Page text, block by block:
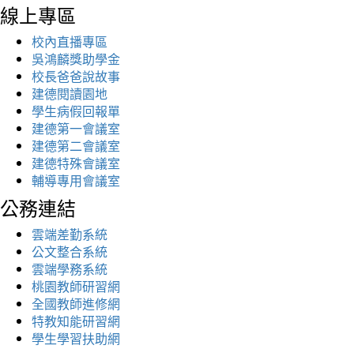
線上專區
校內直播專區
吳鴻麟獎助學金
校長爸爸說故事
建德閱讀園地
學生病假回報單
建德第一會議室
建德第二會議室
建德特殊會議室
輔導專用會議室
公務連結
雲端差勤系統
公文整合系統
雲端學務系統
桃園教師研習網
全國教師進修網
特教知能研習網
學生學習扶助網